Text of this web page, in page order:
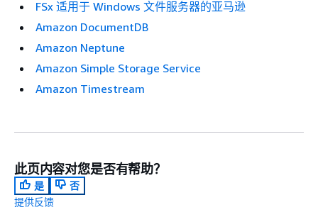
FSx 适用于 Windows 文件服务器的亚马逊
Amazon DocumentDB
Amazon Neptune
Amazon Simple Storage Service
Amazon Timestream
此页内容对您是否有帮助？
是
否
提供反馈